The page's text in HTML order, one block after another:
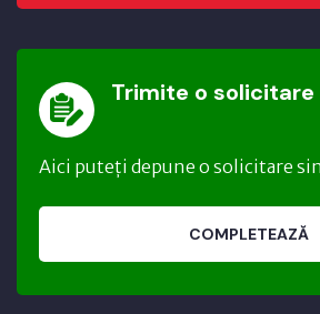
Trimite o solicitare
Aici puteți depune o solicitare
COMPLETEAZĂ